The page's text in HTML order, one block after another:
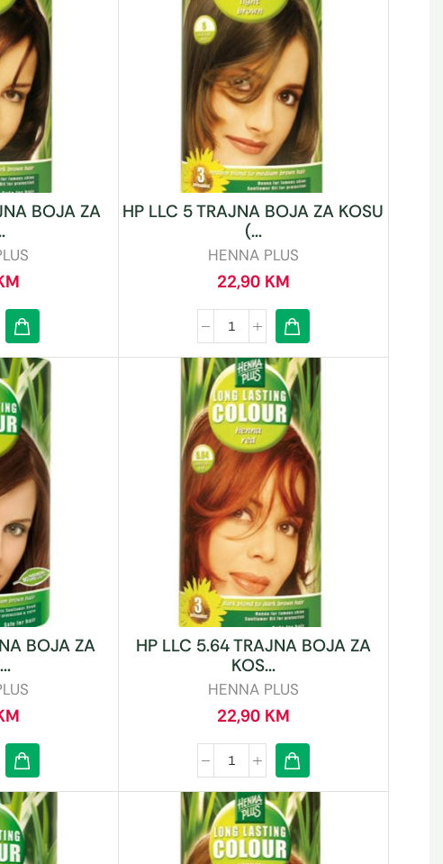
BOJA ZA
HP LLC 5 TRAJNA BOJA ZA KOSU
(...
HENNA PLUS
22,90 KM
BOJA ZA
HP LLC 5.64 TRAJNA BOJA ZA
KOS...
HENNA PLUS
22,90 KM